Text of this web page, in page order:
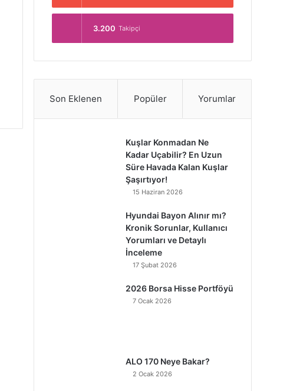
3.200 Takipçi
Son Eklenen Popüler Yorumlar
Kuşlar Konmadan Ne
Kadar Uçabilir? En Uzun
Süre Havada Kalan Kuşlar
Şaşırtıyor!
15 Haziran 2026
Hyundai Bayon Alınır mı?
Kronik Sorunlar, Kullanıcı
Yorumları ve Detaylı
İnceleme
17 Şubat 2026
2026 Borsa Hisse Portföyü
7 Ocak 2026
ALO 170 Neye Bakar?
2 Ocak 2026